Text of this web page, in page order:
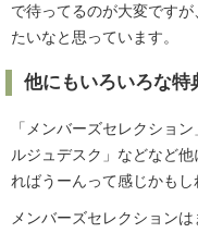
で待ってるのが大変です
たいなと思っています。
他にもいろいろな特
「メンバーズセレクショ
ルジュデスク」などなど
ればうーんって感じかもし
メンバーズセレクション